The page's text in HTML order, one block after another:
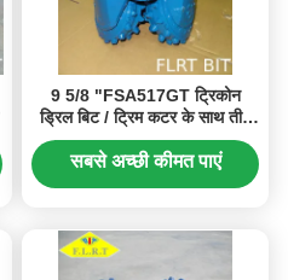
9 5/8 "FSA517GT ट्रिकोन
ड्रिल बिट / ट्रिम कटर के साथ तीन
कोन बिट
सबसे अच्छी कीमत पाएं